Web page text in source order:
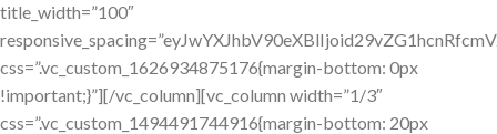
title_width=”100″
css=”.vc_custom_1626934875176{margin-bottom: 0px
!important;}”][/vc_column][vc_column width=”1/3″
css=”.vc_custom_1494491744916{margin-bottom: 20px